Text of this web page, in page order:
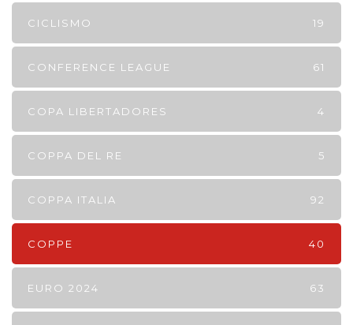
CICLISMO 19
CONFERENCE LEAGUE 61
COPA LIBERTADORES 4
COPPA DEL RE 5
COPPA ITALIA 92
COPPE 40
EURO 2024 63